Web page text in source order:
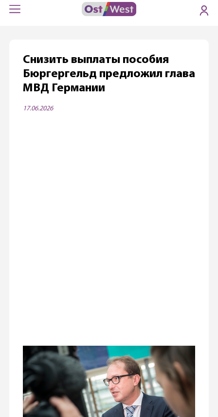
Снизить выплаты пособия
Бюргергельд предложил глава
МВД Германии
17.06.2026